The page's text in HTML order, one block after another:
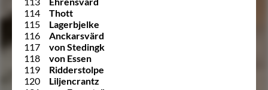
114
Thott
115
Lagerbjelke
116
Anckarsvärd
117
von Stedingk
118
von Essen
119
Ridderstolpe
120
Liljencrantz